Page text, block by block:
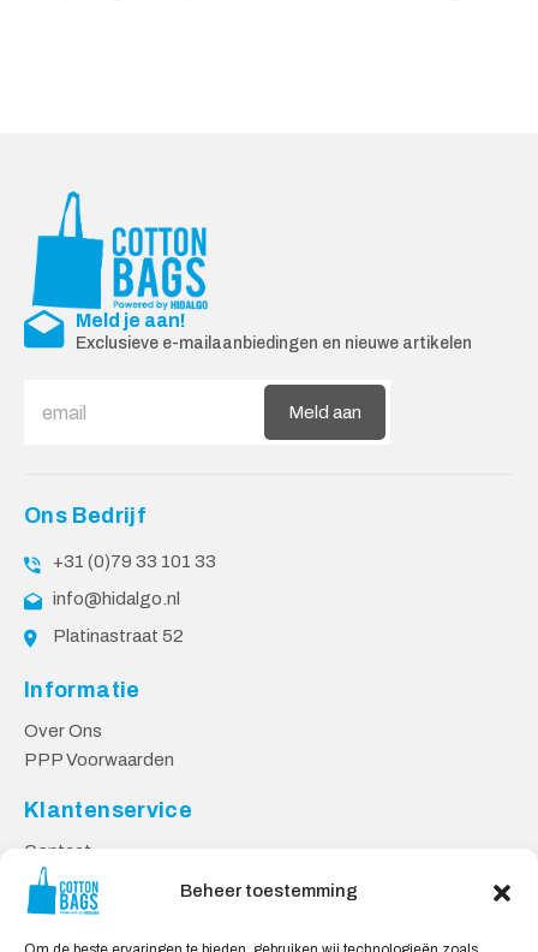
Beheer toestemming
Meld je aan!
Exclusieve e-mailaanbiedingen en nieuwe artikelen
Meld aan
Ons Bedrijf
+31 (0)79 33 101 33
info@hidalgo.nl
Platinastraat 52
Informatie
Over Ons
PPP Voorwaarden
Klantenservice
Contact
Privacy Voorwaarden
Levering en Retourneren